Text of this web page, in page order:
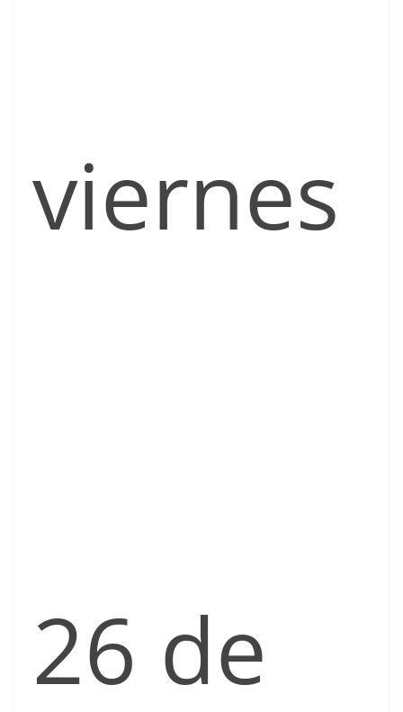
viernes
26 de